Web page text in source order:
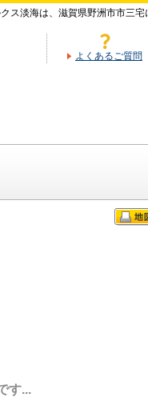
ス淡海は、滋賀県野洲市市三
よくあるご質問
す...